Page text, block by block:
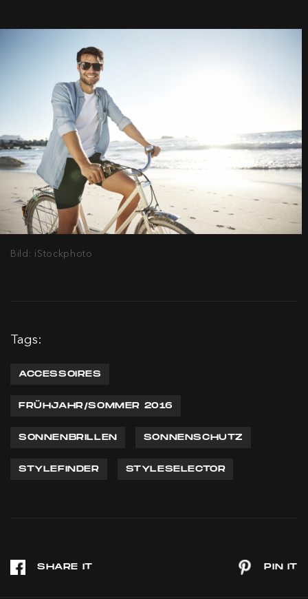
Bild: iStockphoto
Tags:
ACCESSOIRES
FRÜHJAHR/SOMMER 2016
SONNENBRILLEN SONNENSCHUTZ
STYLEFINDER STYLESELECTOR